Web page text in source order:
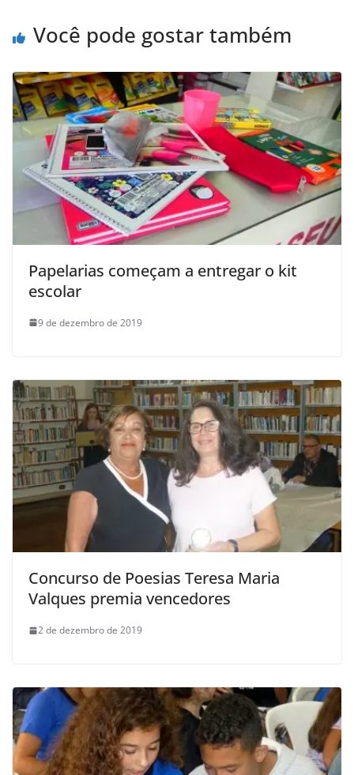
Você pode gostar também
Papelarias começam a entregar o kit
escolar
9 de dezembro de 2019
Concurso de Poesias Teresa Maria
Valques premia vencedores
2 de dezembro de 2019